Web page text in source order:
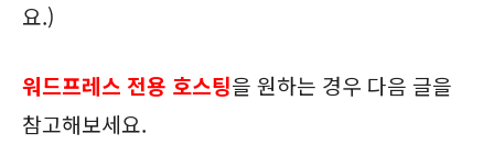
요.)
워드프레스 전용 호스팅을 원하는 경우 다음 글을
참고해보세요.